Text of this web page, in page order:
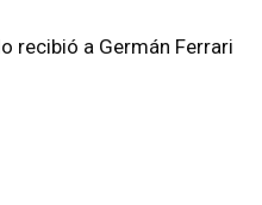
recibió a Germán Ferrari